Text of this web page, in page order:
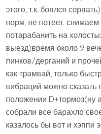
этого, т.к. боялся
норм, не потеет.
потарабанить на
выезд)время около 9
пинков/дерганий и
как трамвай, только
вибраций можно сказать
положении D+тормоз(ну
собрали все барахло
казалось бы вот и хэппи